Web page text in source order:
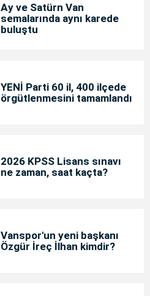
Ay ve Satürn Van
semalarında aynı karede
buluştu
YENİ Parti 60 il, 400 ilçede
örgütlenmesini tamamlandı
2026 KPSS Lisans sınavı
ne zaman, saat kaçta?
Vanspor'un yeni başkanı
Özgür İreç İlhan kimdir?